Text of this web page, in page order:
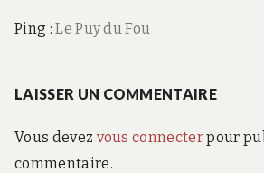
Ping :Le Puy du Fou
LAISSER UN COMMENTAIRE
Vous devez vous connecterpour
commentaire.